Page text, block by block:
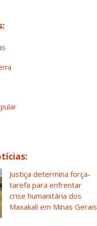
Justiça determina força-
tarefa para enfrentar
crise humanitária dos
Maxakali em Minas Gerais